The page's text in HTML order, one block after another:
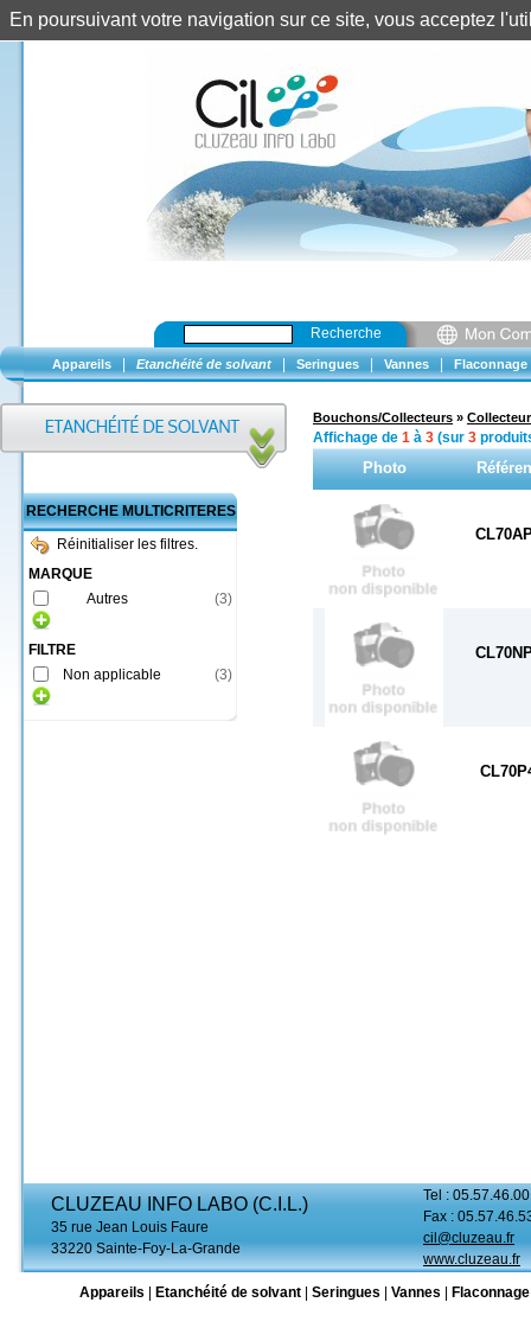
Recherche
Appareils Etanchéité de solvant Seringues Vannes Flaconnage
RECHERCHE MULTICRITERES
Réinitialiser les filtres.
MARQUE
Autres
(3)
FILTRE
Non applicable
(3)
Bouchons/Collecteurs »
Affichage de 1 à 3 (sur 3
Photo
CLUZEAU INFO LABO (C.I.L.)
35 rue Jean Louis Faure
33220 Sainte-Foy-La-Grande
Tel :
Fax :
cil@cluzeau.fr
www.cluzeau.fr
Appareils
Etanchéité de solvant Seringues Vannes Flaconnage
En poursuivant votre navigation sur ce site, vous acceptez